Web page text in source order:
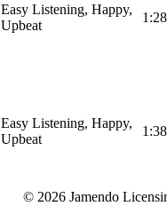
Easy Listening, Happy,
Upbeat
1:28
Easy Listening, Happy,
Upbeat
1:38
© 2026 Jamendo